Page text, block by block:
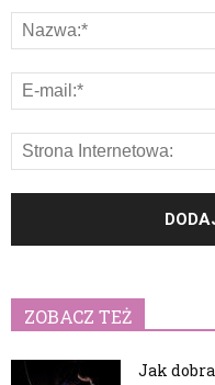
ZOBACZ TEŻ
Jak